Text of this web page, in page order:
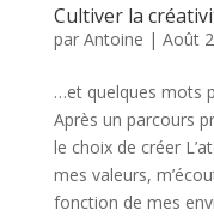
Cultiver la
par Antoine | Août
…et quelques mots
Après un parcours
le choix de créer
mes valeurs,
fonction de mes